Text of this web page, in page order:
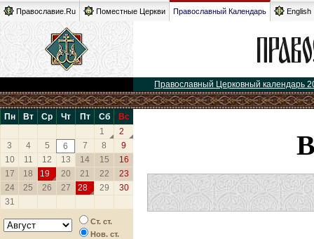
Православие.Ru Поместные Церкви Православный Календарь English
Православный Церковный календарь
Пн Вт Ср Чт Пт Сб
Вс
1
2
3
4 5 6 7 8
9
10
11 12 13 14 15
16
17
18 19 20 21 22
23
24
25 26 27 28 29
30
31
Ст. ст.
Нов. ст.